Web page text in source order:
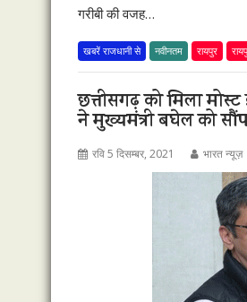
गरीबी की वजह…
खबरें राजधानी से नवीनतम रायपुर
छत्तीसगढ़ को मिला मोस्ट
ने मुख्यमंत्री बघेल को
रवि 5 दिसम्बर, 2021 भारत न्यूज़